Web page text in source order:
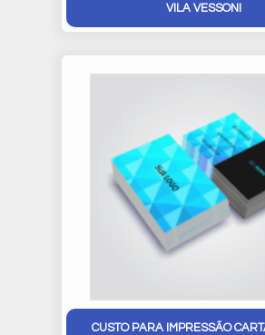
VILA VESSONI
CUSTO PARA IMPRESSÃO